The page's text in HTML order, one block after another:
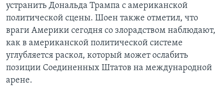
устранить Дональда Трампа с американской
политической сцены. Шоен также отметил, что
враги Америки сегодня со злорадством наблюдают,
как в американской политической системе
углубляется раскол, который может ослабить
позиции Соединенных Штатов на международной
арене.